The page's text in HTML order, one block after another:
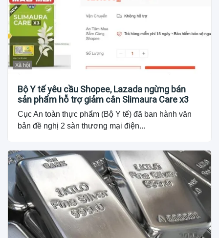
Xã hội
Bộ Y tế yêu cầu Shopee, Lazada ngừng bán
sản phẩm hỗ trợ giảm cân Slimaura Care x3
Cục An toàn thực phẩm (Bộ Y tế) đã ban hành văn
bản đề nghị 2 sàn thương mại điện...